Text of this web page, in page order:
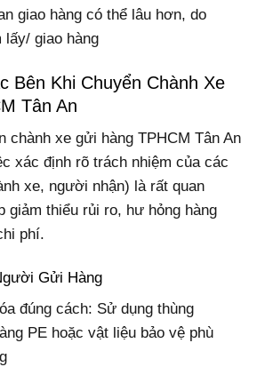
giao hàng có thể lâu hơn, do
lấy/ giao hàng
Bên Khi Chuyển Chành Xe
Tân An
chành xe gửi hàng TPHCM Tân An
xác định rõ trách nhiệm của các
xe, người nhận) là rất quan
giảm thiểu rủi ro, hư hỏng hàng
phí.
Gửi Hàng
đúng cách: Sử dụng thùng
PE hoặc vật liệu bảo vệ phù